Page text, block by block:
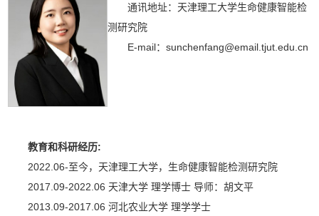
行健百宝箱
文件下载
通讯地址：天津理工大学生命健康智能检
测研究院
E-mail：sunchenfang@email.tjut.edu.cn
教育和科研经历:
2022.06-至今，天津理工大学，生命健康智能检测研究院
2017.09-2022.06 天津大学 理学博士 导师：胡文平
2013.09-2017.06 河北农业大学 理学学士